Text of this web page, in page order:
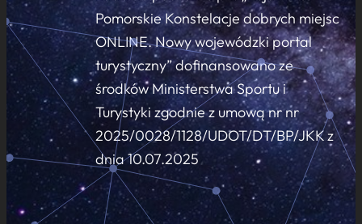
Pomorskie Konstelacje dobrych miejsc
ONLINE. Nowy wojewódzki portal
turystyczny” dofinansowano ze
środków Ministerstwa Sportu i
Turystyki zgodnie z umową nr nr
2025/0028/1128/UDOT/DT/BP/JKK z
dnia 10.07.2025